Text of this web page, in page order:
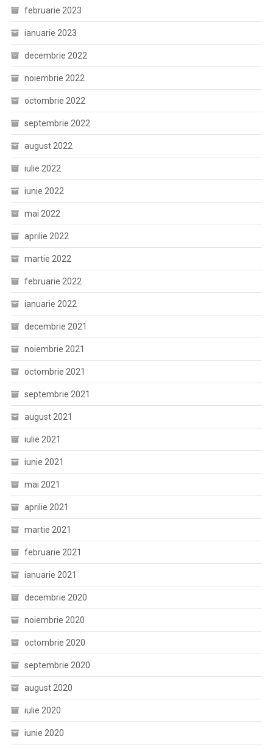
februarie 2023
ianuarie 2023
decembrie 2022
noiembrie 2022
octombrie 2022
septembrie 2022
august 2022
iulie 2022
iunie 2022
mai 2022
aprilie 2022
martie 2022
februarie 2022
ianuarie 2022
decembrie 2021
noiembrie 2021
octombrie 2021
septembrie 2021
august 2021
iulie 2021
iunie 2021
mai 2021
aprilie 2021
martie 2021
februarie 2021
ianuarie 2021
decembrie 2020
noiembrie 2020
octombrie 2020
septembrie 2020
august 2020
iulie 2020
iunie 2020